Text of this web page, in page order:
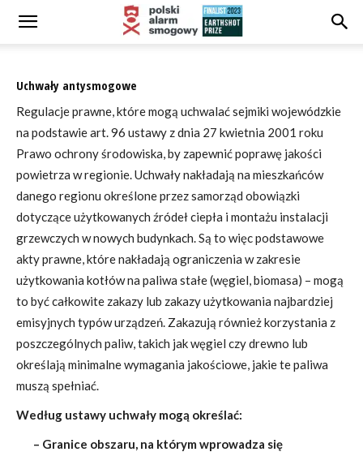
Uchwały antysmogowe
Regulacje prawne, które mogą uchwalać sejmiki wojewódzkie
na podstawie art. 96 ustawy z dnia 27 kwietnia 2001 roku
Prawo ochrony środowiska, by zapewnić poprawę jakości
powietrza w regionie. Uchwały nakładają na mieszkańców
danego regionu określone przez samorząd obowiązki
dotyczące użytkowanych źródeł ciepła i montażu instalacji
grzewczych w nowych budynkach. Są to więc podstawowe
akty prawne, które nakładają ograniczenia w zakresie
użytkowania kotłów na paliwa stałe (węgiel, biomasa) – mogą
to być całkowite zakazy lub zakazy użytkowania najbardziej
emisyjnych typów urządzeń. Zakazują również korzystania z
poszczególnych paliw, takich jak węgiel czy drewno lub
określają minimalne wymagania jakościowe, jakie te paliwa
muszą spełniać.
Według ustawy uchwały mogą określać:
– Granice obszaru, na którym wprowadza się